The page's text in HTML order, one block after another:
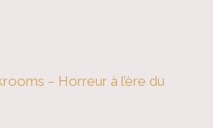
– Horreur à l’ère du